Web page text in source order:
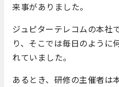
来事がありました。
ジュピターテレコムの本社
り、そこでは毎日のように
れていました。
あるとき、研修の主催者は